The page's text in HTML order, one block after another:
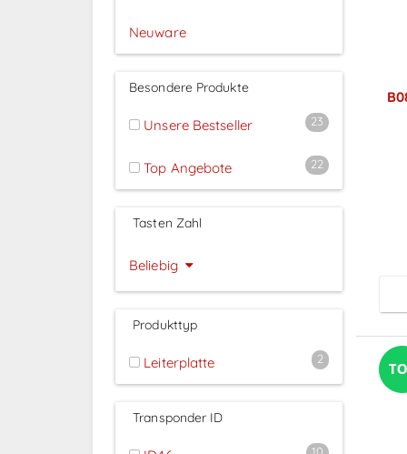
Neuware
Besondere Produkte
23
Unsere Bestseller
22
Top Angebote
Tasten Zahl
Beliebig
Produkttyp
2
Leiterplatte
Transponder ID